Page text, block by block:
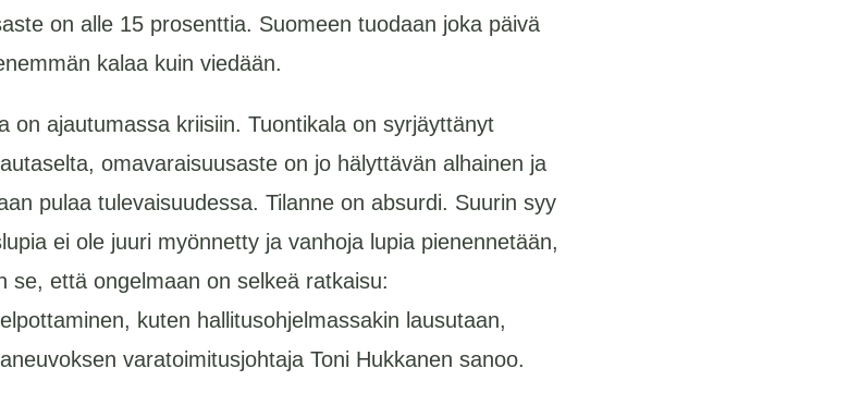
on alle 15 prosenttia. Suomeen tuodaan joka päivä
kalaa kuin viedään.
on ajautumassa kriisiin. Tuontikala on syrjäyttänyt
omavaraisuusaste on jo hälyttävän alhainen ja
pulaa tulevaisuudessa. Tilanne on absurdi. Suurin syy
ei ole juuri myönnetty ja vanhoja lupia pienennetään,
se, että ongelmaan on selkeä ratkaisu:
kuten hallitusohjelmassakin lausutaan,
varatoimitusjohtaja Toni Hukkanen sanoo.